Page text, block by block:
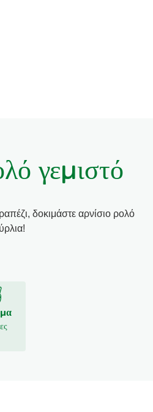
γεμιστό
δοκιμάστε αρνίσιο ρολό